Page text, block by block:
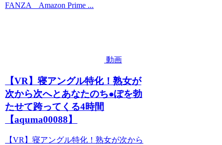
FANZA Amazon Prime ...
動画
【VR】寝アングル特化！熟女が
次から次へとあなたのち●ぽを勃
たせて跨ってくる4時間
【aquma00088】
【VR】寝アングル特化！熟女が次から